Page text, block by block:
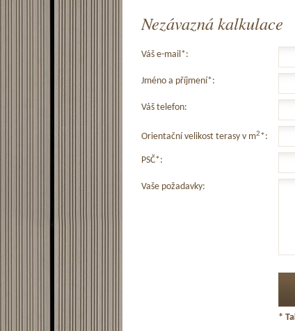
Nezávazná kalkulace
Váš e-mail*:
Jméno a příjmení*:
Váš telefon:
Orientační velikost terasy v m2*:
PSČ*:
Vaše požadavky:
*